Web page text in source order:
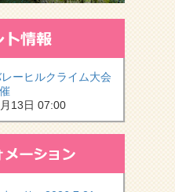
ーヒルクライム大会
13日 07:00